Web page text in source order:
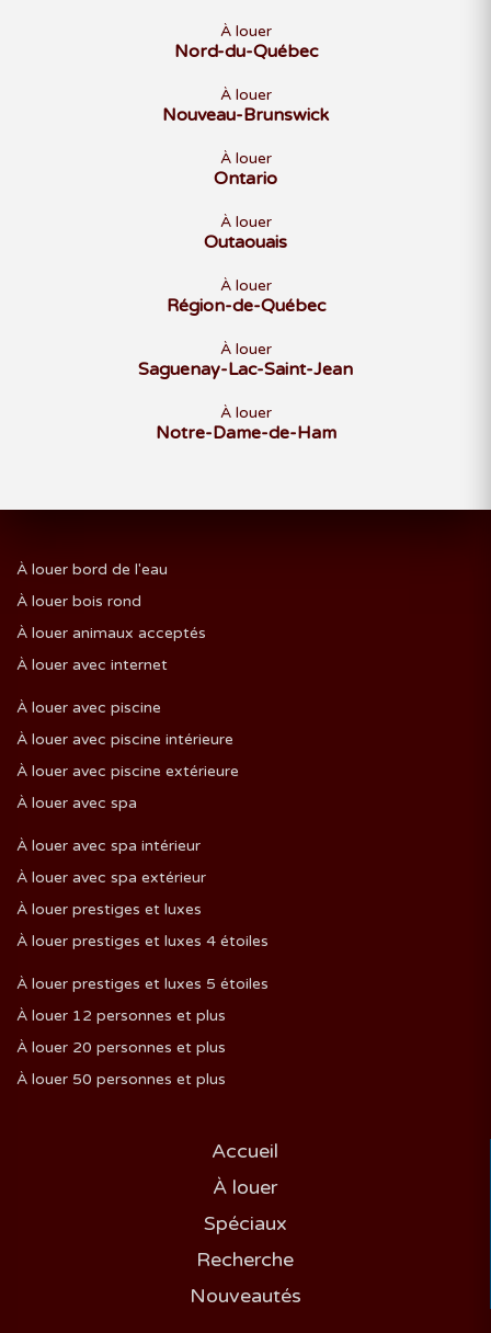
À louer
Nord-du-Québec
À louer
Nouveau-Brunswick
À louer
Ontario
À louer
Outaouais
À louer
Région-de-Québec
À louer
Saguenay-Lac-Saint-Jean
À louer
Notre-Dame-de-Ham
À louer bord de l'eau
À louer bois rond
À louer animaux acceptés
À louer avec internet
À louer avec piscine
À louer avec piscine intérieure
À louer avec piscine extérieure
À louer avec spa
À louer avec spa intérieur
À louer avec spa extérieur
À louer prestiges et luxes
À louer prestiges et luxes 4 étoiles
À louer prestiges et luxes 5 étoiles
À louer 12 personnes et plus
À louer 20 personnes et plus
À louer 50 personnes et plus
Accueil
À louer
Spéciaux
Recherche
Nouveautés